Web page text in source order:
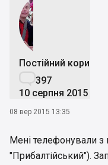
Постійний
397
10 серпня 2015
08 вер 2015 13:35
Мені телефонували
"Прибалтійський").